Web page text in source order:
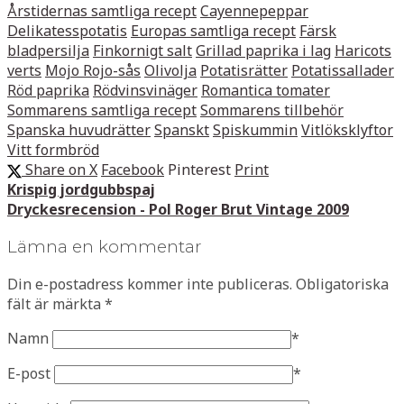
Årstidernas samtliga receptCayennepeppar
Delikatesspotatis Europas samtliga recept Färsk
bladpersilja Finkornigt saltGrillad paprika i lag Haricots
verts Mojo Rojo-sås Olivolja Potatisrätter Potatissallader
Röd paprika Rödvinsvinäger Romantica tomater
Sommarens samtliga receptSommarens tillbehör
Spanska huvudrätterSpansktSpiskumminVitlöksklyftor
Vitt formbröd
Share on X Facebook Pinterest Print
Krispig jordgubbspaj
Dryckesrecension - Pol Roger Brut Vintage 2009
Lämna en kommentar
Din e-postadress kommer inte publiceras. Obligatoriska
fält är märkta *
Namn
*
E-post
*